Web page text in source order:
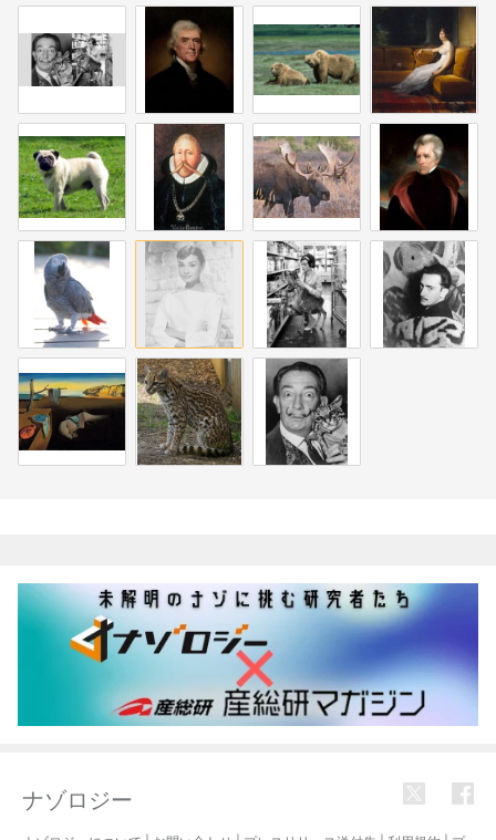
ナゾロジー